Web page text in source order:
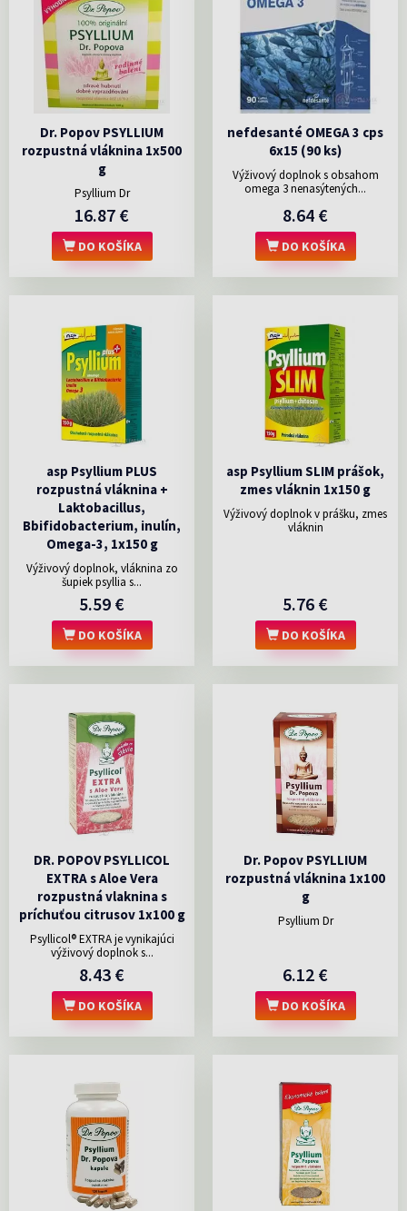
Dr. Popov PSYLLIUM
rozpustná vláknina 1x500
g
Psyllium Dr
16.87 €
DO KOŠÍKA
nefdesanté OMEGA 3 cps
6x15 (90 ks)
Výživový doplnok s obsahom
omega 3 nenasýtených...
8.64 €
DO KOŠÍKA
asp Psyllium PLUS
rozpustná vláknina +
Laktobacillus,
Bbifidobacterium, inulín,
Omega-3, 1x150 g
Výživový doplnok, vláknina zo
šupiek psyllia s...
5.59 €
DO KOŠÍKA
asp Psyllium SLIM prášok,
zmes vláknin 1x150 g
Výživový doplnok v prášku, zmes
vláknin
5.76 €
DO KOŠÍKA
DR. POPOV PSYLLICOL
EXTRA s Aloe Vera
rozpustná vlaknina s
príchuťou citrusov 1x100 g
Psyllicol® EXTRA je vynikajúci
výživový doplnok s...
8.43 €
DO KOŠÍKA
Dr. Popov PSYLLIUM
rozpustná vláknina 1x100
g
Psyllium Dr
6.12 €
DO KOŠÍKA